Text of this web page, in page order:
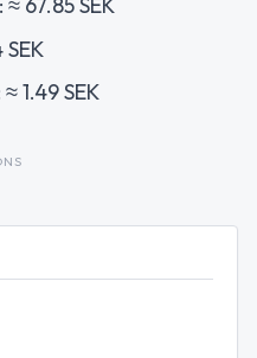
67.85 SEK
1.49 SEK